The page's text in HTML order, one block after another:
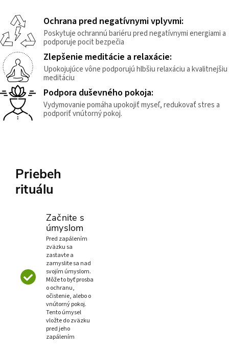
Ochrana pred negatívnymi vplyvmi:
Poskytuje ochrannú bariéru pred negatívnymi energiami a
podporuje pocit bezpečia
Zlepšenie meditácie a relaxácie:
Upokojujúce vône podporujú hlbšiu relaxáciu a kvalitnejšiu
meditáciu
Podpora duševného pokoja:
Vydymovanie pomáha upokojiť myseľ, redukovať stres a
podporiť vnútorný pokoj.
Priebeh
rituálu
Začnite s
úmyslom
Pred zapálením
zväzku sa
zastavte a
zamyslite sa nad
svojím úmyslom.
Môže to byť prosba
o ochranu,
očistenie, alebo o
vnútorný pokoj.
Tento úmysel
vložte do zväzku
pred jeho
zapálením